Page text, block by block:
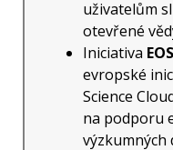
uživatelům
otevřené
Iniciativa
evropské
Science
na podporu
výzkumných